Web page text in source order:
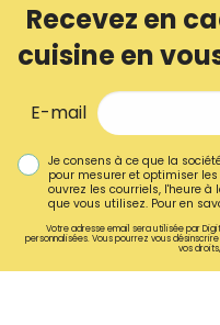
Recevez en
cuisine en
E-mail
Je consens à ce que la
pour mesurer et optimiser
ouvrez les courriels, l'heure
que vous utilisez. Pour en
Votre adresse email sera utilisée par
personnalisées. Vous pourrez vous
vos